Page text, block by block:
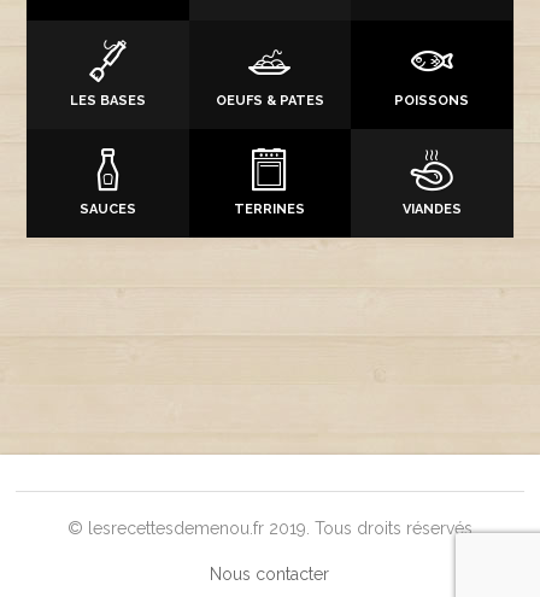
LES BASES OEUFS & PATES POISSONS
SAUCES TERRINES VIANDES
© lesrecettesdemenou.fr 2019. Tous droits réservés
Nous contacter